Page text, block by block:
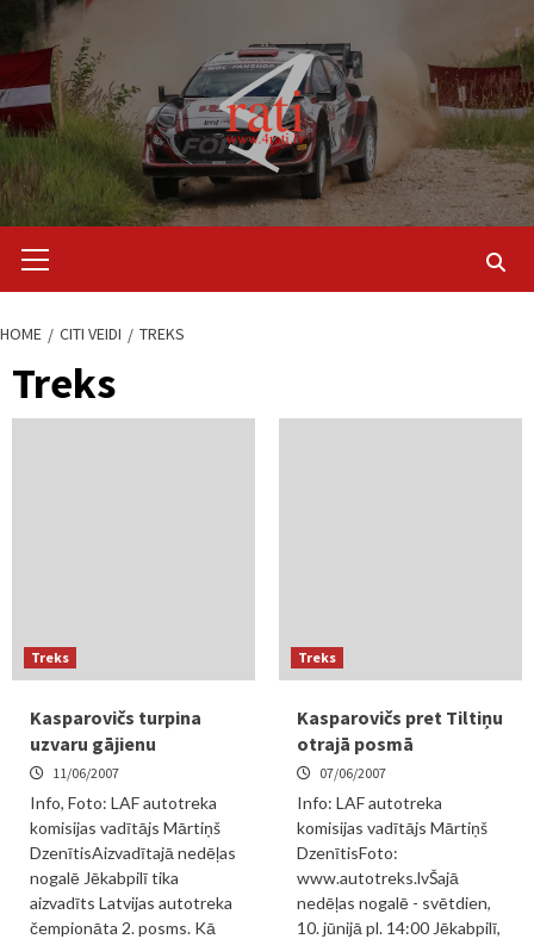
content
Menu
HOME CITI VEIDI TREKS
Treks
Treks
Kasparovičs turpina
uzvaru gājienu
11/06/2007
Info, Foto: LAF autotreka
komisijas vadītājs Mārtiņš
DzenītisAizvadītajā nedēļas
nogalē Jēkabpilī tika
aizvadīts Latvijas autotreka
čempionāta 2. posms. Kā
Treks
Kasparovičs pret Tiltiņu
otrajā posmā
07/06/2007
Info: LAF autotreka
komisijas vadītājs Mārtiņš
DzenītisFoto:
www.autotreks.lvŠajā
nedēļas nogalē - svētdien,
10. jūnijā pl. 14:00 Jēkabpilī,